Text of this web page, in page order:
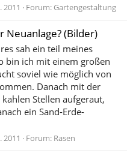
2011 Forum: Gartengestaltung
Neuanlage? (Bilder)
sah ein teil meines
bin ich mit einem großen
soviel wie möglich von
Danach mit der
Stellen aufgeraut,
ein Sand-Erde-
2011 Forum: Rasen